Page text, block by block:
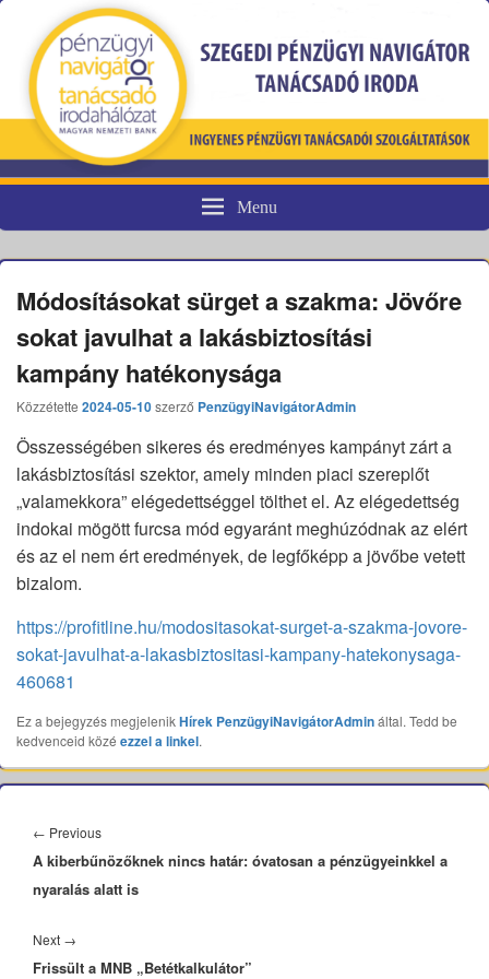
Pénzügyi fogyasztóvédelem
Menu
Módosításokat sürget a szakma: Jövőre
sokat javulhat a lakásbiztosítási
kampány hatékonysága
Közzétette 2024-05-10szerző PenzügyiNavigátorAdmin
Összességében sikeres és eredményes kampányt zárt a
lakásbiztosítási szektor, amely minden piaci szereplőt
„valamekkora” elégedettséggel tölthet el. Az elégedettség
indokai mögött furcsa mód egyaránt meghúzódnak az elért
és az el nem ért eredmények, de legfőképp a jövőbe vetett
bizalom.
https://profitline.hu/modositasokat-surget-a-szakma-jovore-
sokat-javulhat-a-lakasbiztositasi-kampany-hatekonysaga-
460681
Ez a bejegyzés megjelenikHírek PenzügyiNavigátorAdmináltal. Tedd be
kedvenceid közé ezzel a linkel.
navigáció
← PreviousPrevious
post:
A kiberbűnözőknek nincs határ: óvatosan a pénzügyeinkkel a
nyaralás alatt is
Next →
post:
Frissült a MNB „Betétkalkulátor”